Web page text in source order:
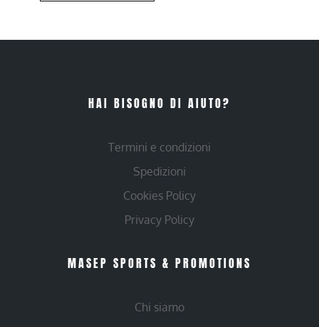
HAI BISOGNO DI AIUTO?
Termini e condizioni
Spedizioni
Cookies Policy
Privacy Policy
MASEP SPORTS & PROMOTIONS
Chi siamo